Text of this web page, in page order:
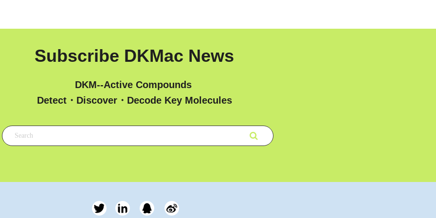
Subscribe DKMac News
DKM--Active Compounds
Detect・Discover・Decode Key Molecules